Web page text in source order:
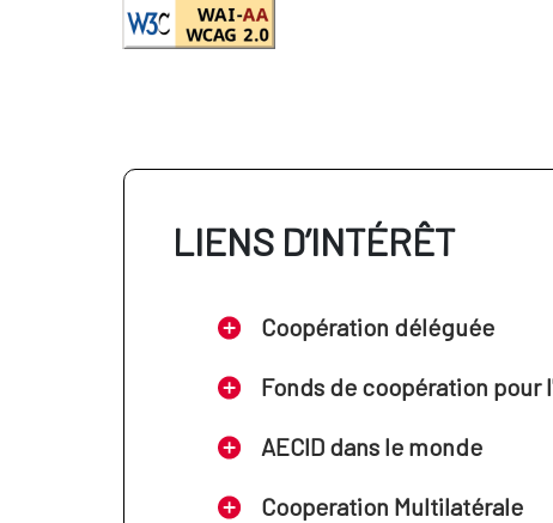
LIENS D’INTÉRÊT
Coopération déléguée
Fonds de coopération pour
AECID dans le monde
Cooperation Multilatérale